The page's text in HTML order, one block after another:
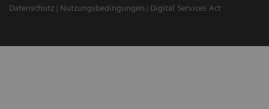
Datenschutz
Nutzungsbedingungen Digital Services Act